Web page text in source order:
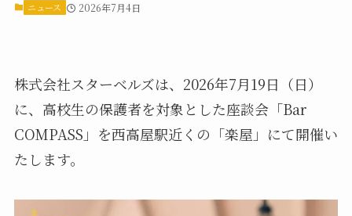
ニュース 2026年7月4日
株式会社スターベルズは、2026年7月19日（日）
に、高校生の保護者を対象とした座談会「Bar
COMPASS」を西高屋駅近くの「楽屋」にて開催い
たします。